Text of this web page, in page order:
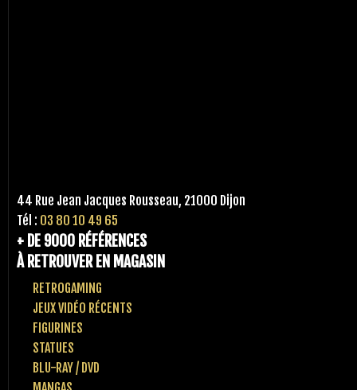
44 Rue Jean Jacques Rousseau, 21000 Dijon
Tél : 03 80 10 49 65
+ DE 9000 RÉFÉRENCES
À RETROUVER EN MAGASIN
RETROGAMING
JEUX VIDÉO RÉCENTS
FIGURINES
STATUES
BLU-RAY / DVD